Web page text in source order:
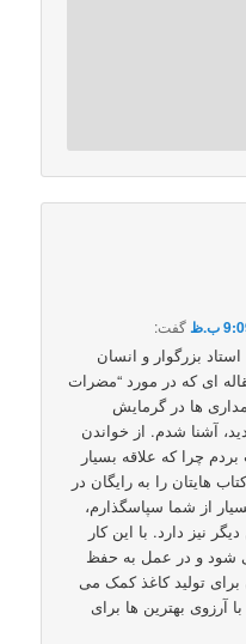
گفت:
بزرگوار و انسان
ای که در مورد “مضرات
ها در گرمایش
آشنا شدم. از خواندن
چرا که علاقه بسیار
هایتان را به رایگان در
از شما سپاسگذارم،
نیز دارد. با این کار
شود و در عمل به حفظ
تولید کاغذ کمک می
آرزوی بهترین ها برای